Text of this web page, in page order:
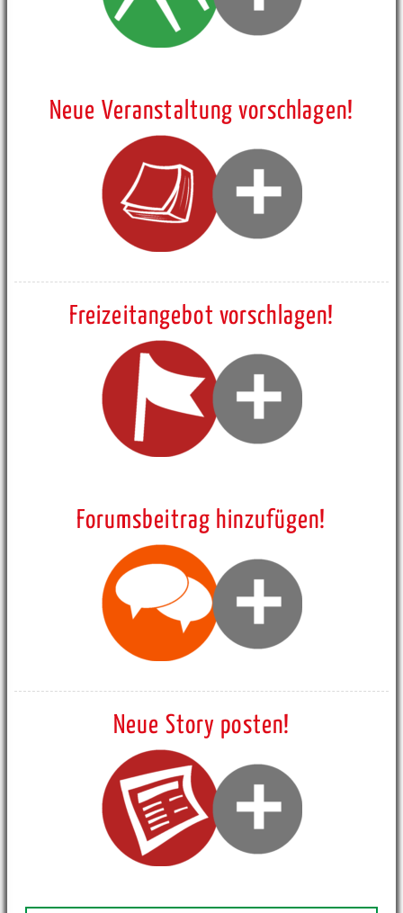
Neue Veranstaltung vorschlagen!
Freizeitangebot vorschlagen!
Forumsbeitrag hinzufügen!
Neue Story posten!